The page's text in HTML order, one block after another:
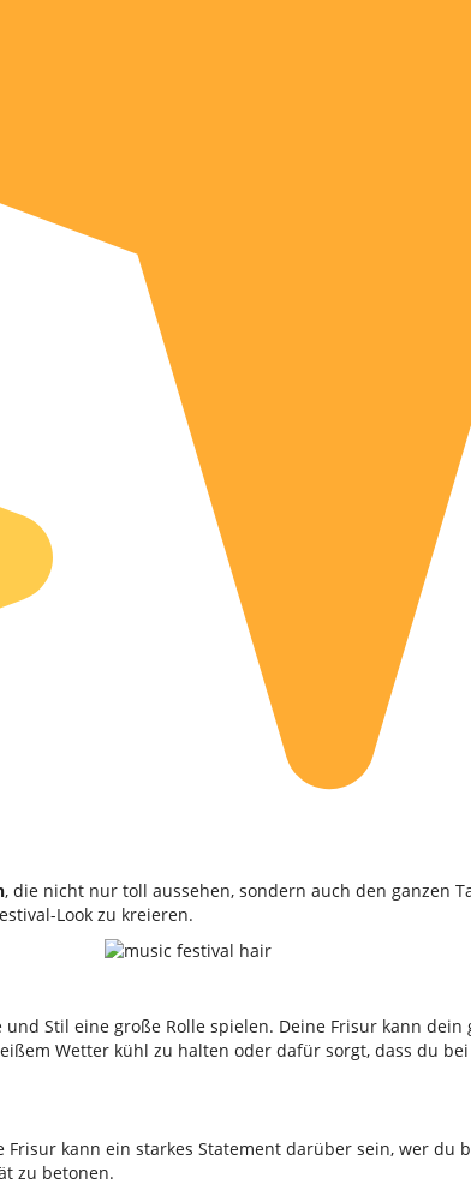
, die nicht nur toll aussehen, sondern auch den ganzen
Look zu kreieren.
Stil eine große Rolle spielen. Deine Frisur kann
Wetter kühl zu halten oder dafür sorgt, dass du
kann ein starkes Statement darüber sein, wer
zu betonen.